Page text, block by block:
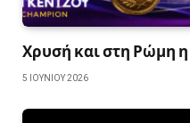
Χρυσή και στη Ρώμη η
5 ΙΟΥΝΊΟΥ 2026